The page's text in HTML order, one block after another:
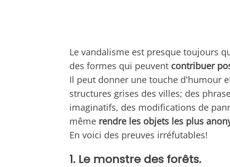
Le vandalisme est presque toujours
des formes qui peuvent contribuer
Il peut donner une touche d'humour
structures grises des villes; des
imaginatifs, des modifications de
même rendre les objets les plus
En voici des preuves irréfutables!
1. Le monstre des forêts.